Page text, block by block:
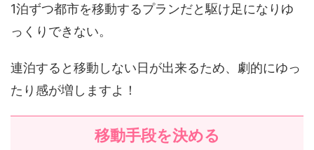
1泊ずつ都市を移動するプランだと駆け足になりゆ
っくりできない。
連泊すると移動しない日が出来るため、劇的にゆっ
たり感が増しますよ！
移動手段を決める